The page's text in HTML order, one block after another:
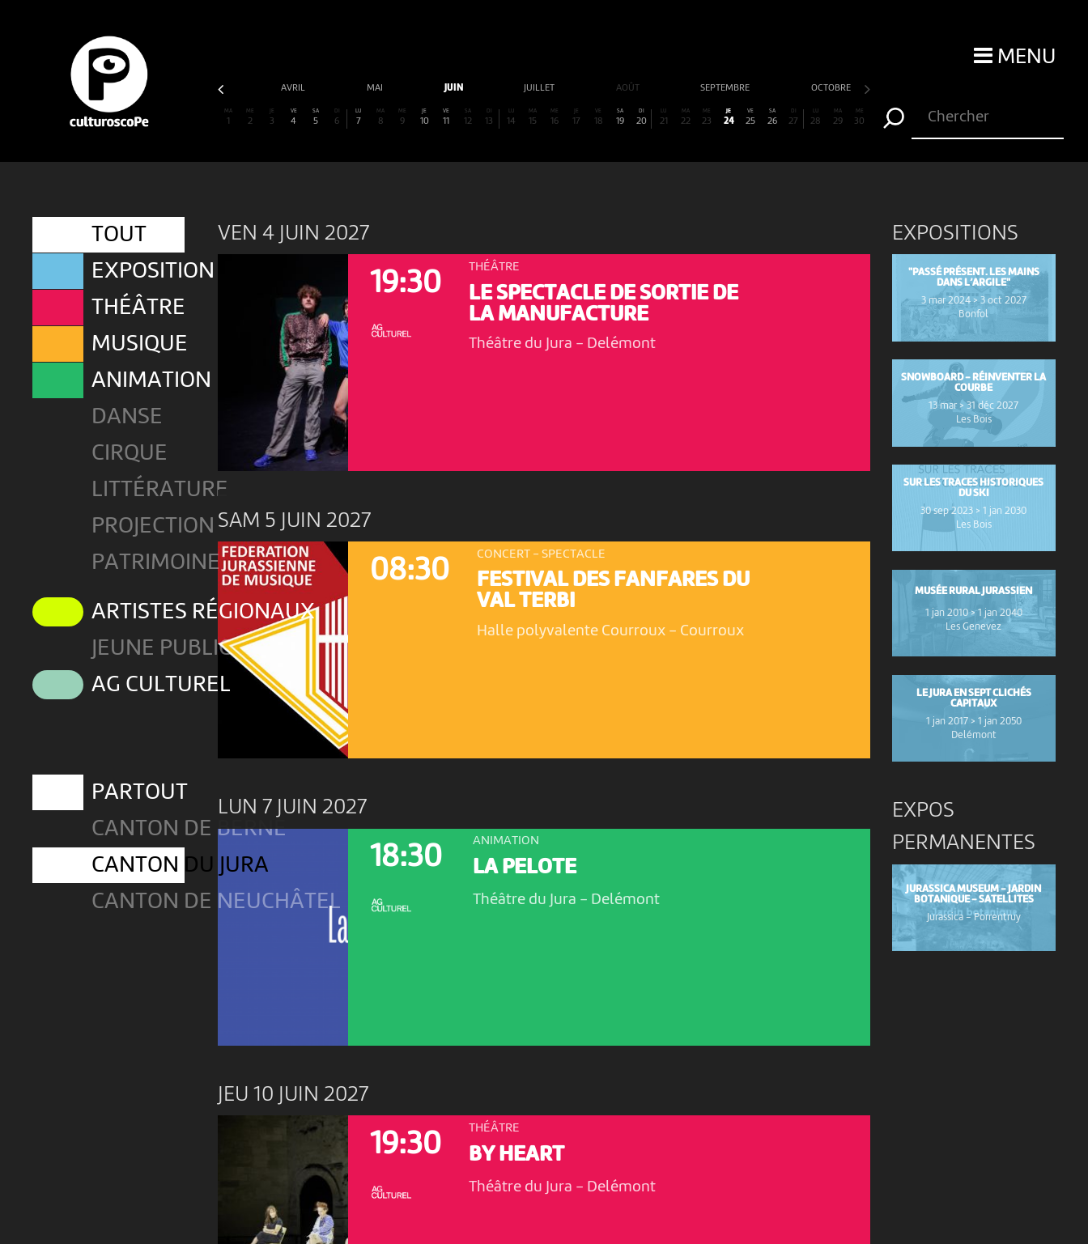
MENU
MARS AVRIL MAI JUIN JUILLET AOÛT SEPTEMBRE OCTOBRE
MA
1
ME
2
JE
3
VE
4
SA
5
DI
6
LU
7
MA
8
ME
9
JE
10
VE
11
SA
12
DI
13
LU
14
MA
15
ME
16
JE
17
VE
18
SA
19
DI
20
LU
21
MA
22
ME
23
JE
24
VE
25
SA
26
DI
27
LU
28
MA
29
ME
30
TOUT
EXPOSITION
THÉÂTRE
MUSIQUE
ANIMATION
DANSE
CIRQUE
LITTÉRATURE
PROJECTION
PATRIMOINE
ARTISTES RÉGIONAUX
JEUNE PUBLIC
AG CULTUREL
PARTOUT
CANTON DE BERNE
CANTON DU JURA
CANTON DE NEUCHÂTEL
VEN 4 JUIN 2027
19:30 THÉÂTRE
LE SPECTACLE DE SORTIE DE
LA MANUFACTURE
Théâtre du Jura - Delémont
SAM 5 JUIN 2027
08:30 CONCERT - SPECTACLE
FESTIVAL DES FANFARES DU
VAL TERBI
Halle polyvalente Courroux - Courroux
LUN 7 JUIN 2027
18:30 ANIMATION
LA PELOTE
Théâtre du Jura - Delémont
JEU 10 JUIN 2027
19:30 THÉÂTRE
BY HEART
Théâtre du Jura - Delémont
EXPOSITIONS
"PASSÉ PRÉSENT. LES MAINS
DANS L’ARGILE"
3 mar 2024 > 3 oct 2027
Bonfol
SNOWBOARD - RÉINVENTER LA
COURBE
13 mar > 31 déc 2027
Les Bois
SUR LES TRACES HISTORIQUES
DU SKI
30 sep 2023 > 1 jan 2030
Les Bois
MUSÉE RURAL JURASSIEN
1 jan 2010 > 1 jan 2040
Les Genevez
LE JURA EN SEPT CLICHÉS
CAPITAUX
1 jan 2017 > 1 jan 2050
Delémont
EXPOS
PERMANENTES
JURASSICA MUSEUM - JARDIN
BOTANIQUE - SATELLITES
Jurassica -Porrentruy